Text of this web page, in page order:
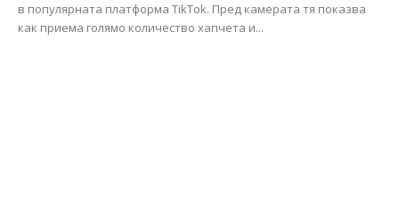
в популярната платформа TikTok. Пред камерата тя показва
как приема голямо количество хапчета и...